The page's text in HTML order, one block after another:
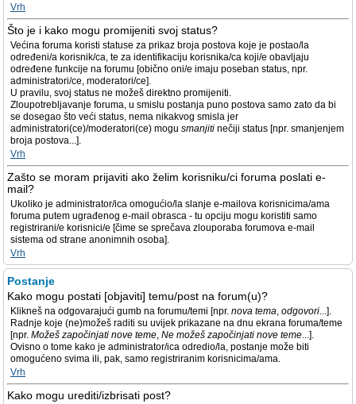
Vrh
Što je i kako mogu promijeniti svoj status?
Većina foruma koristi statuse za prikaz broja postova koje je postao/la
određeni/a korisnik/ca, te za identifikaciju korisnika/ca koji/e obavljaju
određene funkcije na forumu [obično oni/e imaju poseban status, npr.
administratori/ce, moderatori/ce].
U pravilu, svoj status ne možeš direktno promijeniti.
Zloupotrebljavanje foruma, u smislu postanja puno postova samo zato da bi
se dosegao što veći status, nema nikakvog smisla jer
administratori(ce)/moderatori(ce) mogu smanjiti nečiji status [npr. smanjenjem
broja postova...].
Vrh
Zašto se moram prijaviti ako želim korisniku/ci foruma poslati e-
mail?
Ukoliko je administrator/ica omogućio/la slanje e-mailova korisnicima/ama
foruma putem ugrađenog e-mail obrasca - tu opciju mogu koristiti samo
registrirani/e korisnici/e [čime se sprečava zlouporaba forumova e-mail
sistema od strane anonimnih osoba].
Vrh
Postanje
Kako mogu postati [objaviti] temu/post na forum(u)?
Klikneš na odgovarajući gumb na forumu/temi [npr. nova tema, odgovori...].
Radnje koje (ne)možeš raditi su uvijek prikazane na dnu ekrana foruma/teme
[npr. Možeš započinjati nove teme, Ne možeš započinjati nove teme...].
Ovisno o tome kako je administrator/ica odredio/la, postanje može biti
omogućeno svima ili, pak, samo registriranim korisnicima/ama.
Vrh
Kako mogu urediti/izbrisati post?